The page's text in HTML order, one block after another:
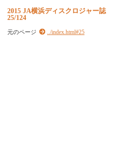
2015 JA横浜ディ スク ロジャー誌
25/124
元のページ ../index.html#25